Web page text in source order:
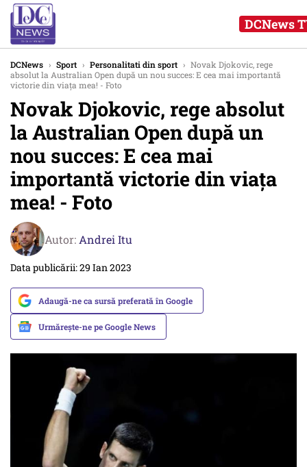
DCNews
DCNews › Sport › Personalitati din sport › Novak Djokovic, rege
absolut la Australian Open după un nou succes: E cea mai importantă
victorie din viaţa mea! - Foto
Novak Djokovic, rege absolut
la Australian Open după un
nou succes: E cea mai
importantă victorie din viaţa
mea! - Foto
Autor: Andrei Itu
Data publicării: 29 Ian 2023
Adaugă-ne ca sursă preferată în Google
Urmărește-ne pe Google News